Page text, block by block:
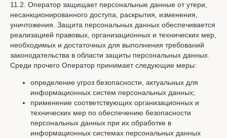
11.2. Оператор защищает персональные данные от утери,
несанкционированного доступа, раскрытия, изменения,
уничтожения. Защита персональных данных обеспечивается
реализацией правовых, организационных и технических мер,
необходимых и достаточных для выполнения требований
законодательства в области защиты персональных данных.
Среди прочего Оператор принимает следующие меры:
определение угроз безопасности, актуальных для
информационных систем персональных данных;
применение соответствующих организационных и
технических мер по обеспечению безопасности
персональных данных при их обработке в
информационных системах персональных данных
в соответствии с положениямиполитики обработки
персональных данных
Я согласен получать информационные рассылки в
соответствии с описаннымиусловиями
Подписаться на рассылку